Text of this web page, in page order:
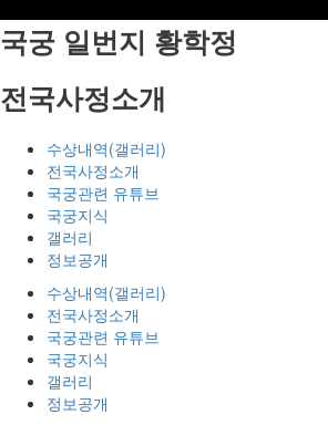
국궁 일번지 황학정
전국사정소개
수상내역(갤러리)
전국사정소개
국궁관련 유튜브
국궁지식
갤러리
정보공개
수상내역(갤러리)
전국사정소개
국궁관련 유튜브
국궁지식
갤러리
정보공개